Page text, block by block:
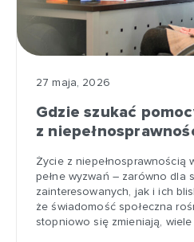
27 maja, 2026
Gdzie szukać
z
Życie z niepełnosprawnością
pełne wyzwań – zarówno dla
zainteresowanych, jak i ich
że świadomość społeczna
stopniowo się zmieniają,